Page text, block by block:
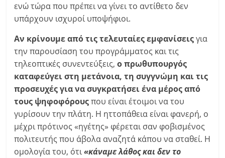
ενώ τώρα που πρέπει να γίνει το αντίθετο δεν
υπάρχουν ισχυροί υποψήφιοι.
Αν κρίνουμε από τις τελευταίες εμφανίσειςγια
την παρουσίαση του προγράμματος και τις
τηλεοπτικές συνεντεύξεις,ο πρωθυπουργός
καταφεύγει στη μετάνοια, τη συγγνώμη και τις
προσευχές για να συγκρατήσει ένα μέρος από
τους ψηφοφόρουςπου είναι έτοιμοι να του
γυρίσουν την πλάτη. Η ηττοπάθεια είναι φανερή, ο
μέχρι πρότινος «ηγέτης» φέρεται σαν φοβισμένος
πολιτευτής που άβολα αναζητά κάπου να σταθεί. Η
ομολογία του, ότι«κάναμε λάθος και δεν το